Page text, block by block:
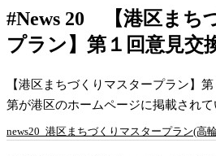
#News 20 【港区まち
プラン】第１回意見
【港区まちづくりマスタープラン】
第が港区のホームページに掲載されて
news20_港区まちづくりマスタープラン(高